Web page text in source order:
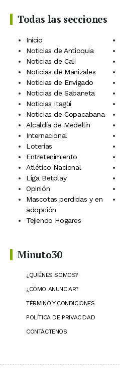
Todas las secciones
Inicio
Noticias de Antioquia
Noticias de Cali
Noticias de Manizales
Noticias de Envigado
Noticias de Sabaneta
Noticias Itagüí
Noticias de Copacabana
Alcaldía de Medellín
Internacional
Loterías
Entretenimiento
Atlético Nacional
Liga Betplay
Opinión
Mascotas perdidas y en
adopción
Tejiendo Hogares
Minuto30
¿QUIÉNES SOMOS?
¿CÓMO ANUNCIAR?
TÉRMINO Y CONDICIONES
POLÍTICA DE PRIVACIDAD
CONTÁCTENOS